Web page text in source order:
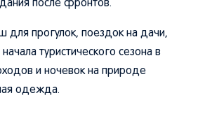
после фронтов.
для прогулок, поездок на дачи,
туристического сезона в
и ночевок на природе
одежда.